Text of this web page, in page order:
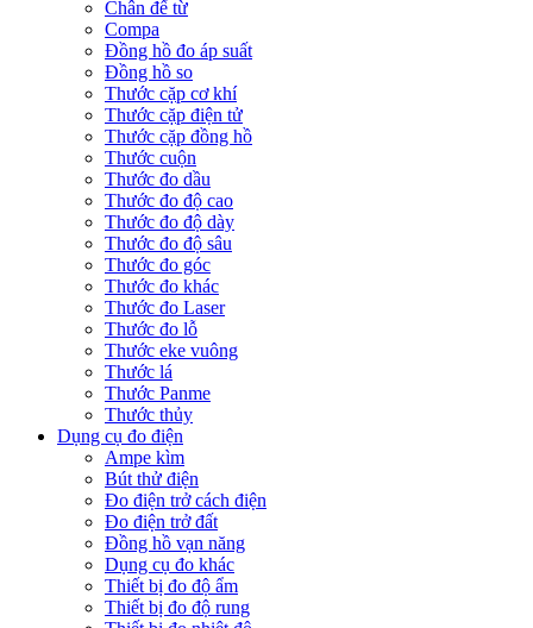
Chân đế từ
Compa
Đồng hồ đo áp suất
Đồng hồ so
Thước cặp cơ khí
Thước cặp điện tử
Thước cặp đồng hồ
Thước cuộn
Thước đo dầu
Thước đo độ cao
Thước đo độ dày
Thước đo độ sâu
Thước đo góc
Thước đo khác
Thước đo Laser
Thước đo lỗ
Thước eke vuông
Thước lá
Thước Panme
Thước thủy
Dụng cụ đo điện
Ampe kìm
Bút thử điện
Đo điện trở cách điện
Đo điện trở đất
Đồng hồ vạn năng
Dụng cụ đo khác
Thiết bị đo độ ẩm
Thiết bị đo độ rung